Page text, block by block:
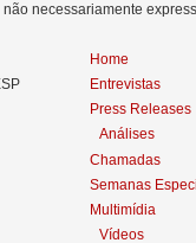
necessariamente
Home
Entrevistas
Press Releases
Análises
Chamadas
Semanas
Multimídia
Vídeos